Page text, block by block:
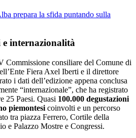
internazionalità
Commissione consiliare del Comune di
Fiera Axel Iberti e il direttore
i dati dell’edizione appena conclusa
“internazionale”, che ha registrato
25 Paesi. Quasi 100.000 degustazioni
piemontesi coinvolti e un percorso
tra piazza Ferrero, Cortile della
e Palazzo Mostre e Congressi.